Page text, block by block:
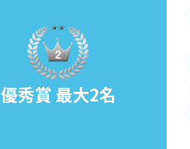
優秀賞 最大2名